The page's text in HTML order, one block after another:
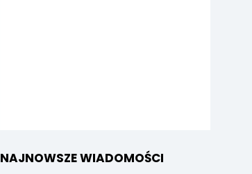
NAJNOWSZE WIADOMOŚCI